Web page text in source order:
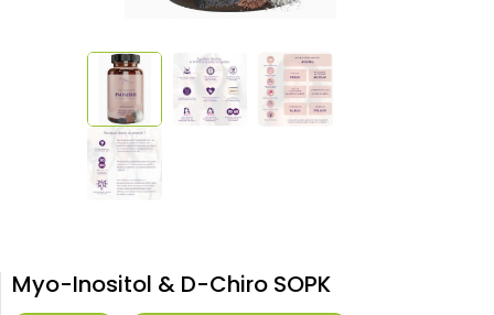
Myo-Inositol & D-Chiro SOPK